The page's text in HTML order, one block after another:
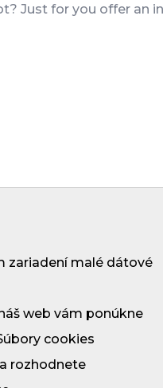
Just for you offer an
zariadení malé dátové
web vám ponúkne
cookies
rozhodnete